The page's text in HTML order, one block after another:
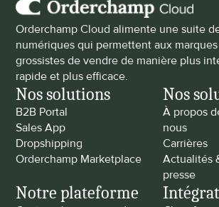
Orderchamp Cloud alimente une suite
numériques qui permettent aux
grossistes de vendre de manière plus
rapide et plus efficace.
Nos solutions
B2B Portal
Sales App
Dropshipping
Orderchamp Marketplace
Nos
À propos
nous
Carrières
Actualités
presse
Notre plateforme